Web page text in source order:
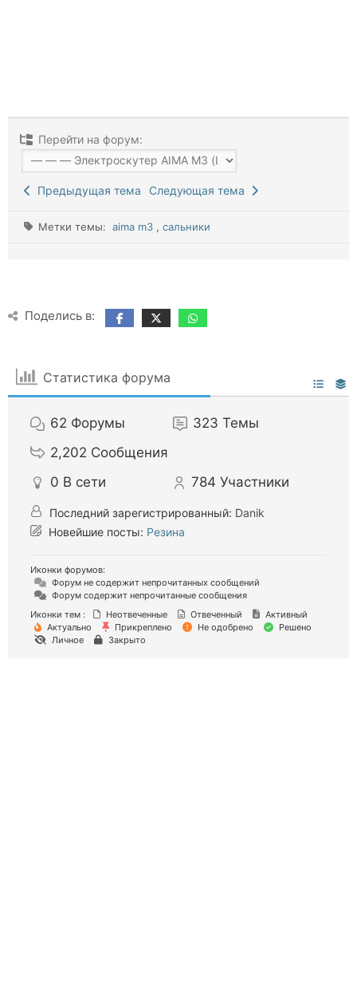
Перейти на форум:
Предыдущая тема Следующая тема
Метки темы: aima m3 , сальники
Поделись в:
Статистика форума
62 Форумы 323 Темы
2,202 Сообщения
0 В сети 784 Участники
Последний зарегистрированный: Danik
Новейшие посты: Резина
Иконки форумов:
Форум не содержит непрочитанных сообщений
Форум содержит непрочитанные сообщения
Иконки тем :
Неотвеченные Отвеченный
Активный
Актуально
Прикреплено Не одобрено
Решено
Личное
Закрыто